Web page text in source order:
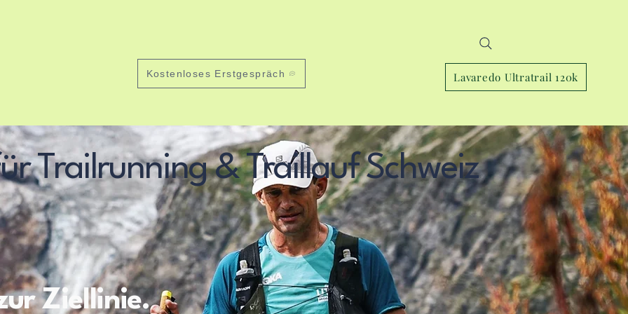
Kostenloses Erstgespräch Lavaredo Ultratrail 120k
Trailrunning & Traillauf Schweiz
Ziellinie.